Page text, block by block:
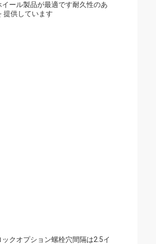
ール製品が最適です耐久性のあ
提供しています
クオプション螺栓穴間隔は2.5イ